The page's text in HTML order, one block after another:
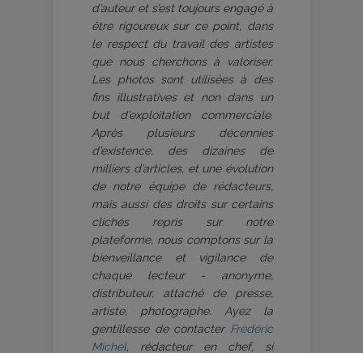
d’auteur et s’est toujours engagé à
être rigoureux sur ce point, dans
le respect du travail des artistes
que nous cherchons à valoriser.
Les photos sont utilisées à des
fins illustratives et non dans un
but d’exploitation commerciale.
Après plusieurs décennies
d’existence, des dizaines de
milliers d’articles, et une évolution
de notre équipe de rédacteurs,
mais aussi des droits sur certains
clichés repris sur notre
plateforme, nous comptons sur la
bienveillance et vigilance de
chaque lecteur - anonyme,
distributeur, attaché de presse,
artiste, photographe. Ayez la
gentillesse de contacter Frédéric
Michel, rédacteur en chef, si